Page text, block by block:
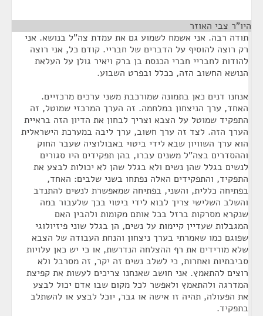
היו"ר צבי האוזר
תודה רבה. אני אשמח לשמוע גם את עמדת צה"ל בנושא. אני
רק רוצה להוסיף על הדברים של חבריי. קודם כל, אני רוצה
להודות לחבריי חברי הכנסת בן ברק ויאיר גולן על העלאת
הנושא החשוב הזה, ככלל ובפרט השבוע.
אנחנו דנים כאן בתמונה שמורכבת משני ערכים מרכזיים.
האחד, ערך הניצחון במלחמה. זה הערך המרכזי שמוטל, זה
התפקיד שמוטל על הצבא וצריך לבחון את הדיון הזה בראיית
הערך הזה. לצד זה ערך חשוב, ערך ליבה במערכת הישראלית
הוא ערך השוויון שבא לידי ביטוי באבולוציה שעבר החוק
וההסדרים בצה"ל משנים עברו, בהן תפקידים היו סגורים
לנשים בגלל שהן נשים ולא בגלל שהן לא יכולות לבצע את
התפקיד, והתפקידים האלה נפתחו בשני שלבים: האחד,
בפתיחה כללית, והשני, בפתיחה שמאפשרת לנשים להתנדב
והשלב השלישי צריך לבוא לידי ביטוי בכך שלעבור במה
שנקרא מסרקות ברזל בכל אותם מקומות ולהבין האם
המגבלות שעדיין קיימות על נשים, הן בגלל שוני פיזיולוגי
שפוגם כמו שאמרתי בערך ניצחון והנחת העבודה של הצבא
שלא מורידים את רף ההצלחה הנדרשת, או כי יש כאן עלויות
סביבתיות ואחרות, כי לשלב נשים זה יקר, זה מסרבל ולא
רוצים להתאמץ. אני חושב שאנחנו צריכים לעשות את קפיצת
המדרגה ולהתאמץ ולאפשר לכל מקום שבו אדם יכול לבצע
את הפעולה, תהיה זו אישה או גבר, יוכל לבצע או להשתלב
בתפקיד.